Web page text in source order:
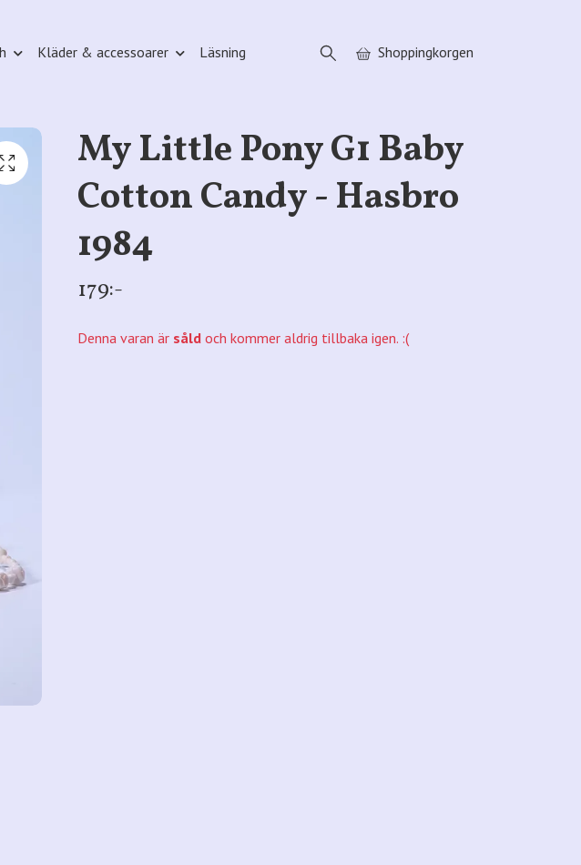
Kläder & accessoarer Läsning Shoppingkorgen
My Little Pony G1 Baby
Cotton Candy - Hasbro
1984
179:-
Denna varan ärsåldoch kommer aldrig tillbaka igen. :(